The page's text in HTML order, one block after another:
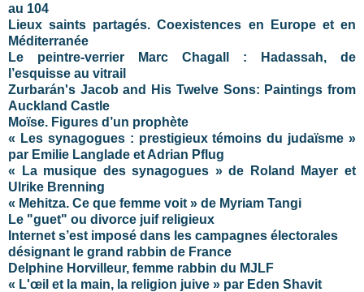
au 104
Lieux saints partagés. Coexistences en Europe et en
Méditerranée
Le peintre-verrier Marc Chagall : Hadassah, de
l’esquisse au vitrail
Zurbarán's Jacob and His Twelve Sons: Paintings from
Auckland Castle
Moïse. Figures d’un prophète
« Les synagogues : prestigieux témoins du judaïsme »
par Emilie Langlade et Adrian Pflug
« La musique des synagogues » de Roland Mayer et
Ulrike Brenning
« Mehitza. Ce que femme voit » de Myriam Tangi
Le "guet" ou divorce juif religieux
Internet s’est imposé dans les campagnes électorales
désignant le grand rabbin de France
Delphine Horvilleur, femme rabbin du MJLF
« L'œil et la main, la religion juive » par Eden Shavit